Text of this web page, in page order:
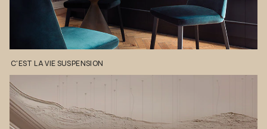
C'EST LAVIESUSPENSION